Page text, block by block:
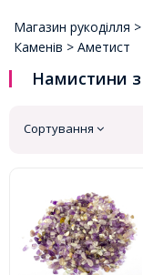
Магазин рукоділля >
Каменів > Аметист
Намистини
Сортування